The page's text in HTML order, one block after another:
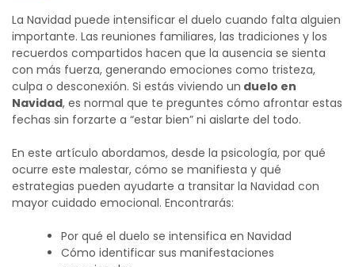
La Navidad puede intensificar el duelo cuando falta alguien
importante. Las reuniones familiares, las tradiciones y los
recuerdos compartidos hacen que la ausencia se sienta
con más fuerza, generando emociones como tristeza,
culpa o desconexión. Si estás viviendo un duelo en
Navidad, es normal que te preguntes cómo afrontar estas
fechas sin forzarte a “estar bien” ni aislarte del todo.
En este artículo abordamos, desde la psicología, por qué
ocurre este malestar, cómo se manifiesta y qué
estrategias pueden ayudarte a transitar la Navidad con
mayor cuidado emocional. Encontrarás:
Por qué el duelo se intensifica en Navidad
Cómo identificar sus manifestaciones